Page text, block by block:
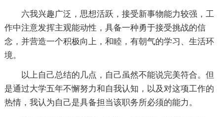
六我兴趣广泛，思想活跃，接受新事物能力较强，工
作中注意发挥主观能动性，具备一种勇于接受挑战的信
念，并营造一个积极向上，和睦，有朝气的学习、生活环
境。
以上自己总结的几点，自己虽然不能说完美符合。但
是通过大学五年不懈努力和自我认知，以及对这项工作的
热情，我认为自己是具备担当该职务所必须的能力。